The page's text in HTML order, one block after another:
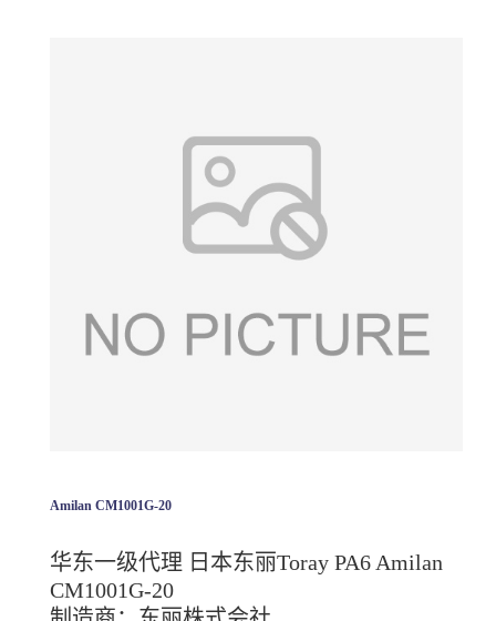
Amilan CM1001G-20
华东一级代理 日本东丽Toray PA6 Amilan
CM1001G-20